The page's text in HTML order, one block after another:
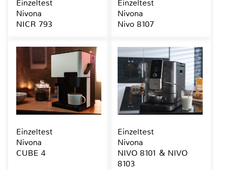
Einzeltest
Nivona
NICR 793
Einzeltest
Nivona
Nivo 8107
Einzeltest
Nivona
CUBE 4
Einzeltest
Nivona
NIVO 8101 & NIVO
8103